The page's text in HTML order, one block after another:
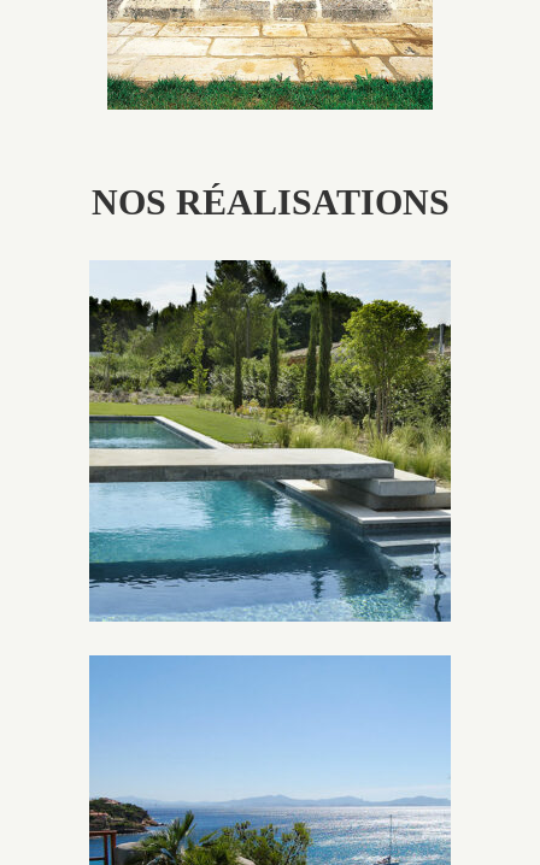
NOS RÉALISATIONS